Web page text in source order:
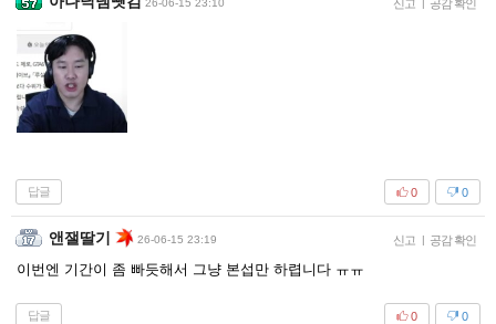
26-06-15 23:10 신고 | 공감 확인
답글 0
0
앤잴딸기 26-06-15 23:19 신고 | 공감 확인
이번엔 기간이 좀 빠듯해서 그냥 본섭만 하렵니다 ㅠㅠ
답글 0
0